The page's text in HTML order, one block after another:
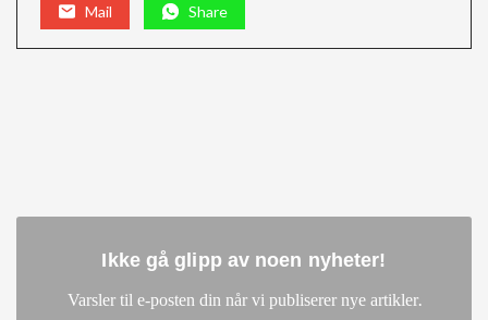
Mail Share
Ikke gå glipp av noen nyheter!
Varsler til e-posten din når vi publiserer nye artikler.